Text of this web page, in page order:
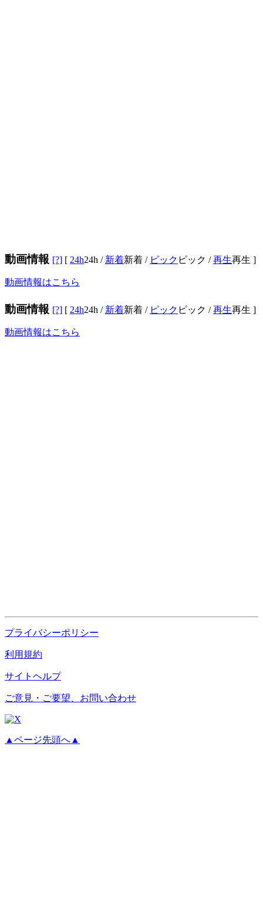
動画情報 [?] [ 24h24h / 新着新着 / ピック ピック /再生再生 ]
動画情報はこちら
動画情報 [?] [ 24h24h / 新着新着 / ピック ピック /再生再生 ]
動画情報はこちら
プライバシーポリシー
利用規約
サイトヘルプ
ご意見・ご要望、お問い合わせ
▲ページ先頭へ▲